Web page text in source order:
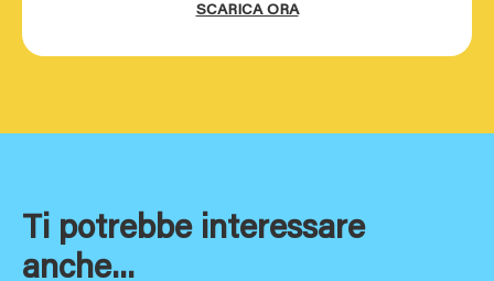
SCARICA ORA
Ti potrebbe interessare
anche...